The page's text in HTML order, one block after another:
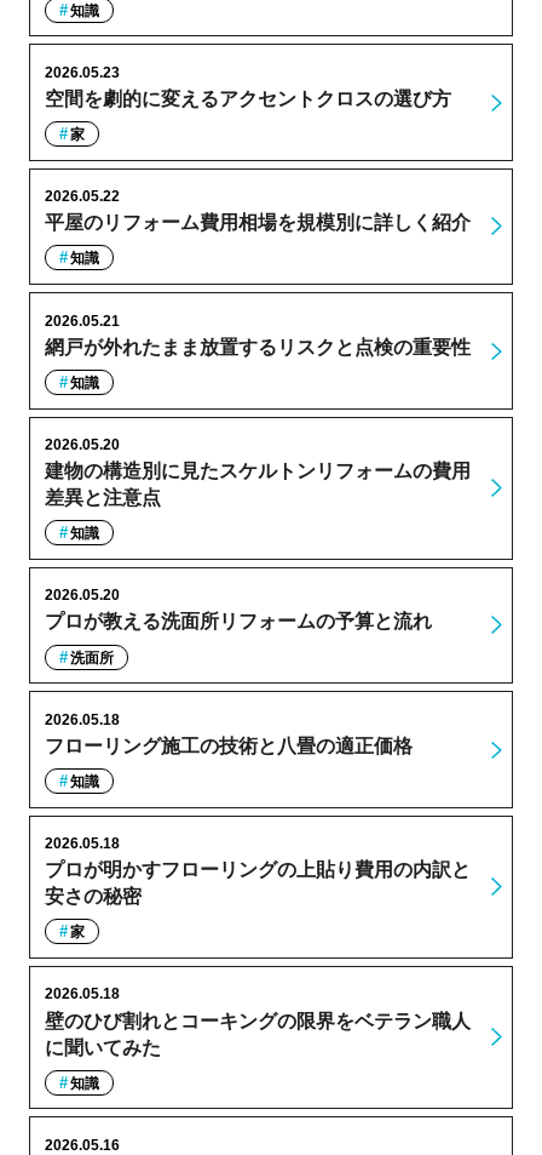
知識
空間を劇的に変えるアクセントクロスの選び方
2026.05.23
家
平屋のリフォーム費用相場を規模別に詳しく紹介
2026.05.22
知識
網戸が外れたまま放置するリスクと点検の重要性
2026.05.21
知識
建物の構造別に見たスケルトンリフォームの費用
差異と注意点
2026.05.20
知識
プロが教える洗面所リフォームの予算と流れ
2026.05.20
洗面所
フローリング施工の技術と八畳の適正価格
2026.05.18
知識
プロが明かすフローリングの上貼り費用の内訳と
安さの秘密
2026.05.18
家
壁のひび割れとコーキングの限界をベテラン職人
に聞いてみた
2026.05.18
知識
2026.05.16